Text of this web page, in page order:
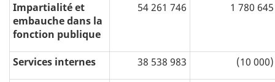
Impartialité et
embauche dans la
fonction publique
54 261 746 1 780 645
Services internes 38 538 983 (10 000)